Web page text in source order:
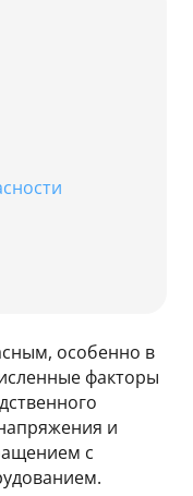
особенно в
факторы
и
с